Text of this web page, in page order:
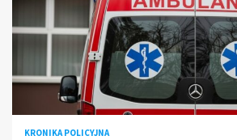
KRONIKA POLICYJNA